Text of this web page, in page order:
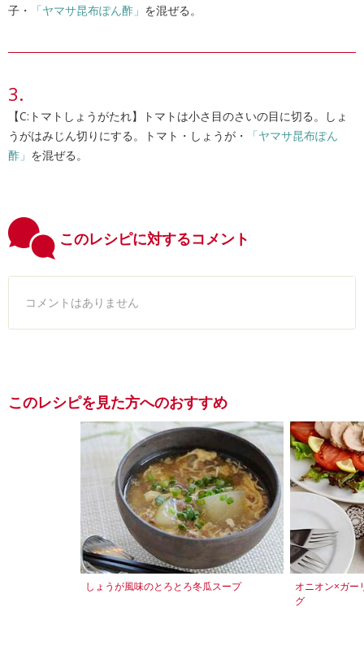
子・
「ヤマサ昆布ぽん酢」 を混ぜる。
【C:トマトしょうがたれ】トマトは小さ目のさいの目に切る。しょ
うがはみじん切りにする。トマト・しょうが・
「ヤマサ昆布ぽん
酢」 を混ぜる。
このレシピに対するコメント
コメントはありません
このレシピを見た方へのおすすめ
しょうが風味のとろとろ冬瓜スープ
オニオン×ガー
グ